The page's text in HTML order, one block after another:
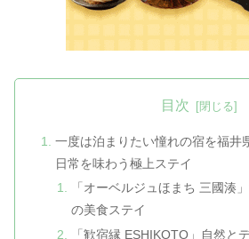
目次
一度は泊まりたい憧れの宿を福井
日常を味わう極上ステイ
「オーベルジュほまち 三國湊
の美食ステイ
「歓宿縁 ESHIKOTO」自然と